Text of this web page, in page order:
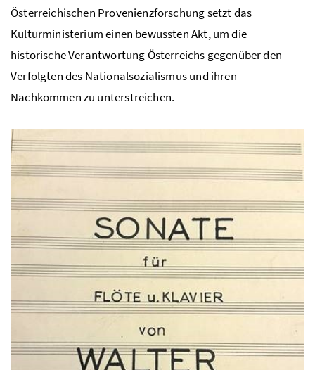
Österreichischen Provenienzforschung setzt das
Kulturministerium einen bewussten Akt, um die
historische Verantwortung Österreichs gegenüber den
Verfolgten des Nationalsozialismus und ihren
Nachkommen zu unterstreichen.